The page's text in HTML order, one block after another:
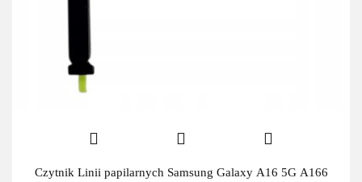
Czytnik Linii papilarnych Samsung Galaxy A16 5G A166